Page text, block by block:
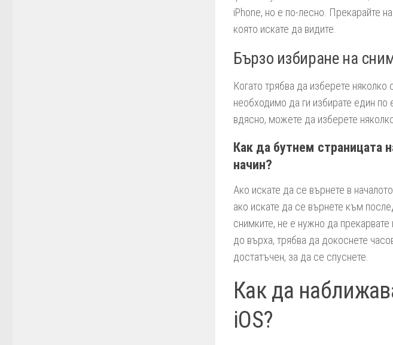
iPhone, но е по-лесно. Прекарайте
която искате да видите.
Бързо избиране на
Когато трябва да изберете
необходимо да ги избирате един
вдясно, можете да изберете
Как да бутнем страницата
начин?
Ако искате да се върнете в
ако искате да се върнете към
снимките, не е нужно да
до върха, трябва да докоснете
достатъчен, за да се спуснете.
Как да
iOS?